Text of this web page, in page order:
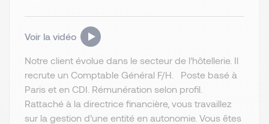
Voir la vidéo
Notre client évolue dans le secteur de l’hôtellerie. Il
recrute un Comptable Général F/H. Poste basé à
Paris et en CDI. Rémunération selon profil.
Rattaché à la directrice financière, vous travaillez
sur la gestion d’une entité en autonomie. Vous êtes